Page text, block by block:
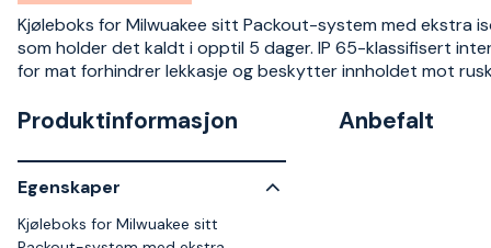
Kjøleboks for Milwuakee sitt Packout-system med ekstra
som holder det kaldt i opptil 5 dager. IP 65-klassifisert
for mat forhindrer lekkasje og beskytter innholdet mot
Produktinformasjon
Egenskaper
Kjøleboks for Milwuakee sitt
Anbefalt